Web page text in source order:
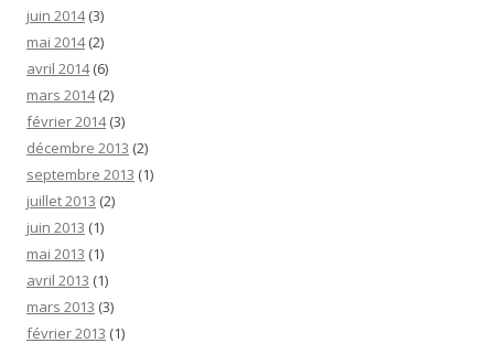
juin 2014(3)
mai 2014(2)
avril 2014(6)
mars 2014(2)
février 2014(3)
décembre 2013 (2)
septembre 2013 (1)
juillet 2013 (2)
juin 2013 (1)
mai 2013 (1)
avril 2013 (1)
mars 2013 (3)
février 2013 (1)